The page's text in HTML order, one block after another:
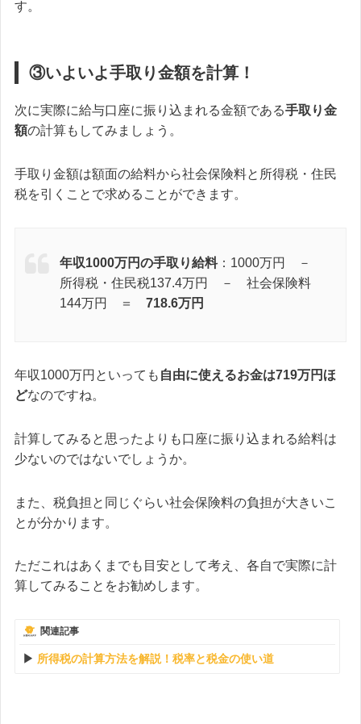
す。
③いよいよ手取り金額を計算！
次に実際に給与口座に振り込まれる金額である手取り金
額の計算もしてみましょう。
手取り金額は額面の給料から社会保険料と所得税・住民
税を引くことで求めることができます。
年収1000万円の手取り給料：1000万円 －
所得税・住民税137.4万円 － 社会保険料
144万円 ＝ 718.6万円
年収1000万円といっても 自由に使えるお金は719万円ほ
どなのですね。
計算してみると思ったよりも口座に振り込まれる給料は
少ないのではないでしょうか。
また、税負担と同じぐらい社会保険料の負担が大きいこ
とが分かります。
ただこれはあくまでも目安として考え、各自で実際に計
算してみることをお勧めします。
関連記事
所得税の計算方法を解説！税率と税金の使い道